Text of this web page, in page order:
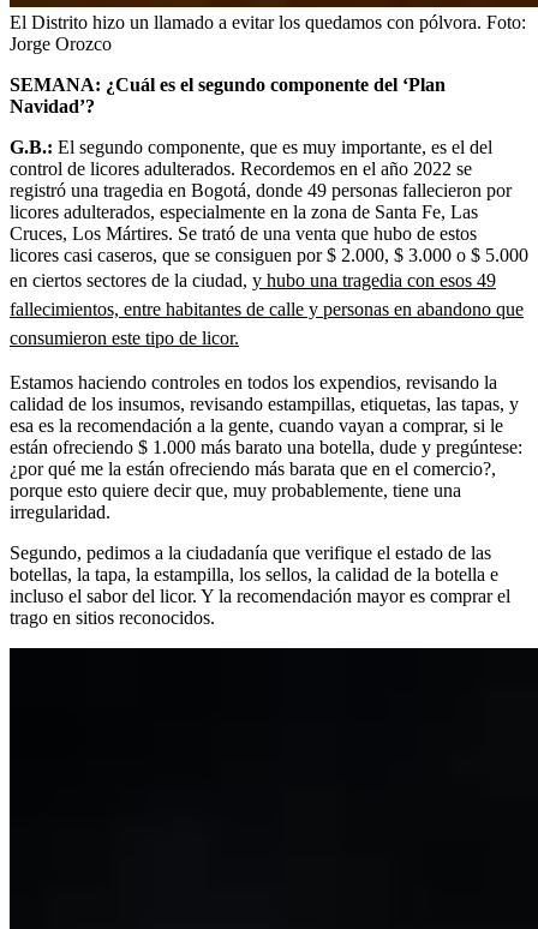
El Distrito hizo un llamado a evitar los quedamos con pólvora. Foto:
Jorge Orozco
SEMANA: ¿Cuál es el segundo componente del ‘Plan
Navidad’?
G.B.: El segundo componente, que es muy importante, es el del
control de licores adulterados. Recordemos en el año 2022 se
registró una tragedia en Bogotá, donde 49 personas fallecieron por
licores adulterados, especialmente en la zona de Santa Fe, Las
Cruces, Los Mártires. Se trató de una venta que hubo de estos
licores casi caseros, que se consiguen por $ 2.000, $ 3.000 o $ 5.000
en ciertos sectores de la ciudad, y hubo una tragedia con esos 49
fallecimientos, entre habitantes de calle y personas en abandono que
consumieron este tipo de licor.
Estamos haciendo controles en todos los expendios, revisando la
calidad de los insumos, revisando estampillas, etiquetas, las tapas, y
esa es la recomendación a la gente, cuando vayan a comprar, si le
están ofreciendo $ 1.000 más barato una botella, dude y pregúntese:
¿por qué me la están ofreciendo más barata que en el comercio?,
porque esto quiere decir que, muy probablemente, tiene una
irregularidad.
Segundo, pedimos a la ciudadanía que verifique el estado de las
botellas, la tapa, la estampilla, los sellos, la calidad de la botella e
incluso el sabor del licor. Y la recomendación mayor es comprar el
trago en sitios reconocidos.